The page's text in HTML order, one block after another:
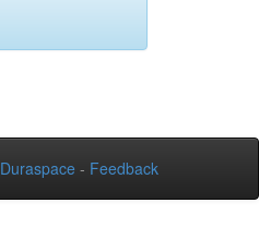
Duraspace - Feedback